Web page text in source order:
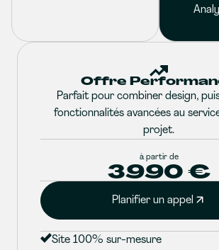
Offre
Parfait pour combiner design,
fonctionnalités avancées au
projet.
à partir de
3990 €
Planifier un appel
Site 100% sur-mesure